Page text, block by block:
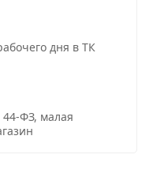
дня в ТК
ФЗ, малая